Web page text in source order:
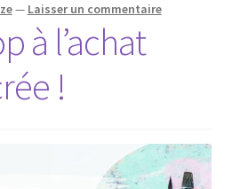
— Laisser un commentaire
à l’achat
!